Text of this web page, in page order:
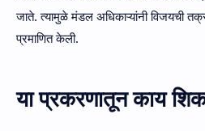
जाते. त्यामुळे मंडल अधिकाऱ्यांनी विजयची
प्रमाणित केली.
या प्रकरणातून काय